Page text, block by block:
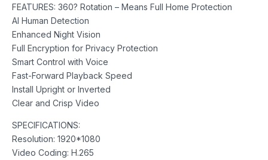
FEATURES: 360? Rotation – Means Full Home Protection
AI Human Detection
Enhanced Night Vision
Full Encryption for Privacy Protection
Smart Control with Voice
Fast-Forward Playback Speed
Install Upright or Inverted
Clear and Crisp Video
SPECIFICATIONS:
Resolution: 1920*1080
Video Coding: H.265